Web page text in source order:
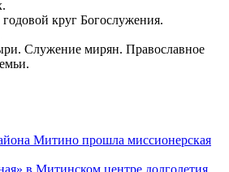
круг Богослужения.
Служение мирян. Православное
Митино прошла миссионерская